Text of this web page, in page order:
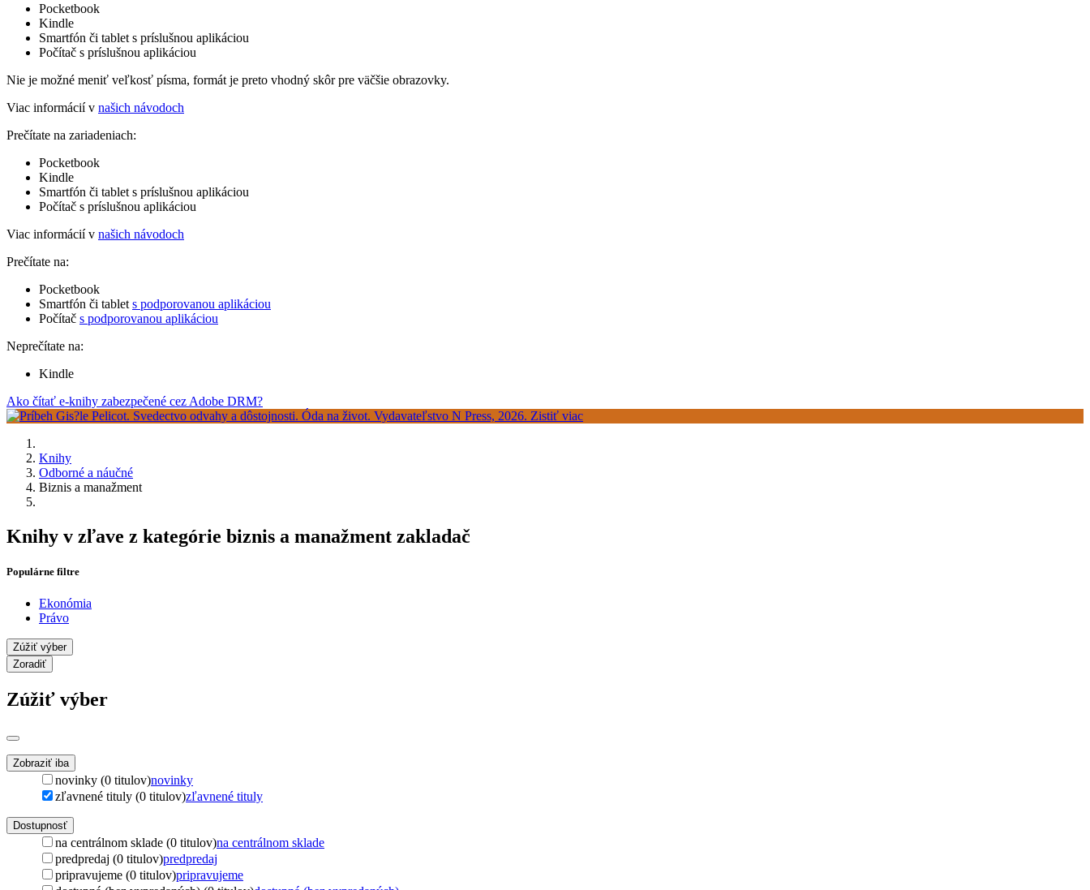
Pocketbook
Kindle
Smartfón či tablet s príslušnou aplikáciou
Počítač s príslušnou aplikáciou
Nie je možné meniť veľkosť písma, formát je preto vhodný skôr pre väčšie obrazovky.
Viac informácií v našich návodoch
Prečítate na zariadeniach:
Pocketbook
Kindle
Smartfón či tablet s príslušnou aplikáciou
Počítač s príslušnou aplikáciou
Viac informácií v našich návodoch
Prečítate na:
Pocketbook
Smartfón či tablet s podporovanou aplikáciou
Počítač s podporovanou aplikáciou
Neprečítate na:
Kindle
Ako čítať e-knihy zabezpečené cez Adobe DRM?
Knihy
Odborné a náučné
Biznis a manažment
Knihy v zľave z kategórie biznis a manažment zakladač
Populárne filtre
Ekonómia
Právo
Zúžiť výber
Zoradiť
Zúžiť výber
Zobraziť iba
novinky (0 titulov)novinky
zľavnené tituly (0 titulov)zľavnené tituly
Dostupnosť
na centrálnom sklade (0 titulov)na centrálnom sklade
predpredaj (0 titulov)predpredaj
pripravujeme (0 titulov)pripravujeme